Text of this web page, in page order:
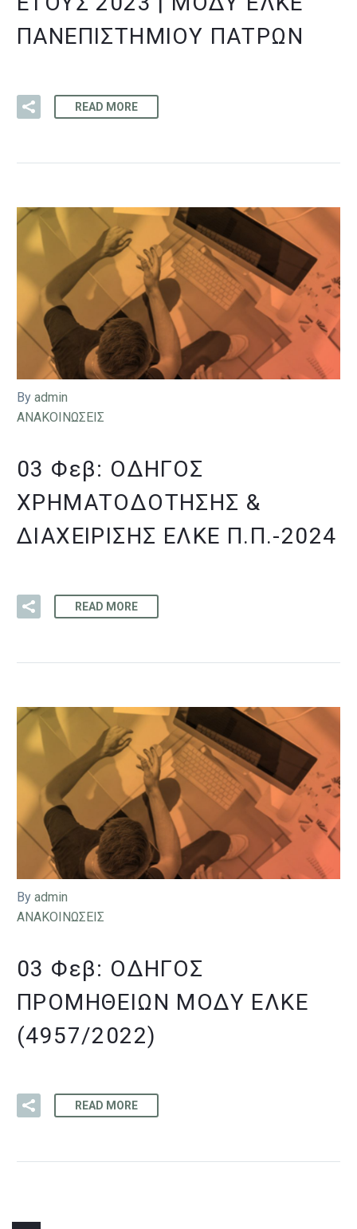
ΠΑΝΕΠΙΣΤΗΜΊΟΥ ΠΑΤΡΏΝ
READ MORE
By admin
ΑΝΑΚΟΙΝΩΣΕΙΣ
03 Φεβ: ΟΔΗΓΟΣ
ΧΡΗΜΑΤΟΔΟΤΗΣΗΣ &
ΔΙΑΧΕΙΡΙΣΗΣ ΕΛΚΕ Π.Π.-2024
READ MORE
By admin
ΑΝΑΚΟΙΝΩΣΕΙΣ
03 Φεβ: ΟΔΗΓΟΣ
ΠΡΟΜΗΘΕΙΩΝ ΜΟΔΥ ΕΛΚΕ
(4957/2022)
READ MORE